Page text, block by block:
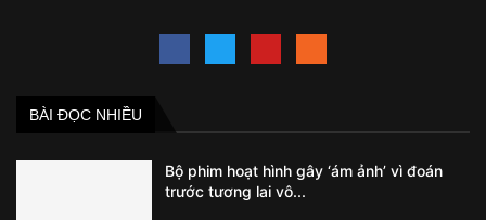
BÀI ĐỌC NHIỀU
Bộ phim hoạt hình gây ‘ám ảnh’ vì đoán
trước tương lai vô...